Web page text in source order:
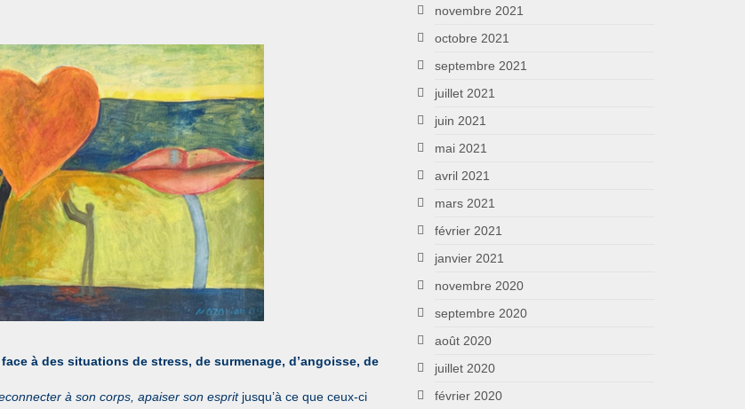
à des situations de stress, de surmenage, d’angoisse, de
à son corps, apaiser son espritjusqu’à ce que ceux-ci
novembre 2021
octobre 2021
septembre 2021
juillet 2021
juin 2021
mai 2021
avril 2021
mars 2021
février 2021
janvier 2021
novembre 2020
septembre 2020
août 2020
juillet 2020
février 2020